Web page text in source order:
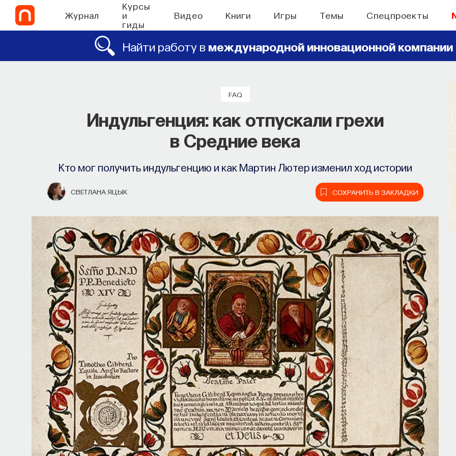
Журнал
Курсы
и
гиды
Видео Книги Игры Темы Спецпроекты
Найти работу в международной инновационной компании
FAQ
Индульгенция: как отпускали грехи
в Средние века
Кто мог получить индульгенцию и как Мартин Лютер изменил ход истории
СВЕТЛАНА ЯЦЫК СОХРАНИТЬ В ЗАКЛАДКИ
которые управляют нами
Как наши память, потребности, эмоции, внимание, воля связаны с передачей
сигналов от нейромедиаторов?
ВЯЧЕСЛАВ ДУБЫНИН СОХРАНИТЬ В ЗАКЛАДКИ